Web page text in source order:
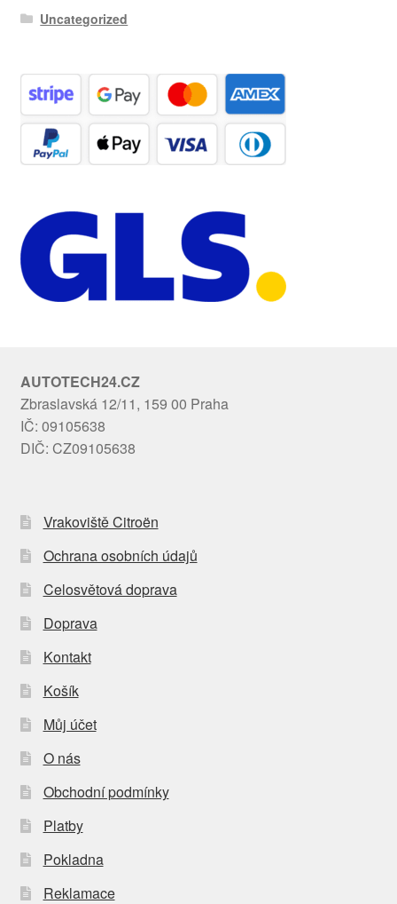
Uncategorized
AUTOTECH24.CZ
Zbraslavská 12/11, 159 00 Praha
IČ: 09105638
DIČ: CZ09105638
Vrakoviště Citroën
Ochrana osobních údajů
Celosvětová doprava
Doprava
Kontakt
Košík
Můj účet
O nás
Obchodní podmínky
Platby
Pokladna
Reklamace